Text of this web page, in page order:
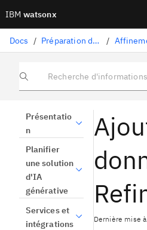
IBM watsonx
Docs / Préparation des données /
Recherche d'informations
Présentatio
n
Planifier
une solution
d'IA
générative
Services et
intégrations
Dernière mise